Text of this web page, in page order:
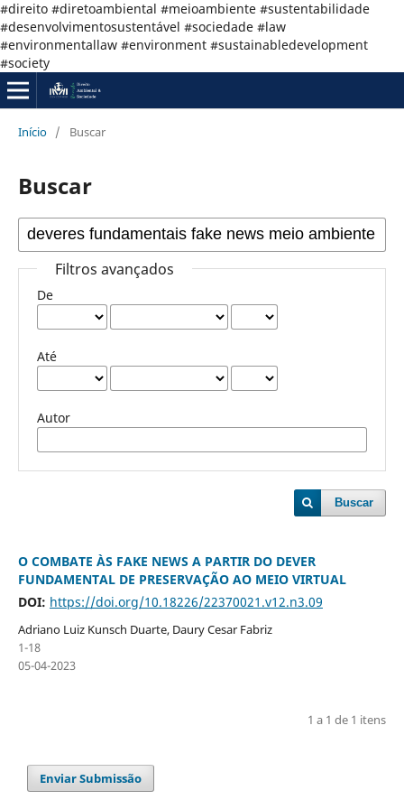
#direito #diretoambiental #meioambiente #sustentabilidade
#desenvolvimentosustentável #sociedade #law
#environmentallaw #environment #sustainabledevelopment
#society
Início / Buscar
Buscar
Filtros avançados
De
Até
Autor
Buscar
O COMBATE ÀS FAKE NEWS A PARTIR DO DEVER
FUNDAMENTAL DE PRESERVAÇÃO AO MEIO VIRTUAL
DOI: https://doi.org/10.18226/22370021.v12.n3.09
Adriano Luiz Kunsch Duarte, Daury Cesar Fabriz
1-18
05-04-2023
1 a 1 de 1 itens
Enviar Submissão